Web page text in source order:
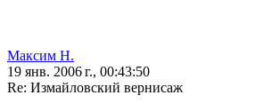
Максим Н.
19 янв. 2006 г., 00:43:50
Re: Измайловский вернисаж